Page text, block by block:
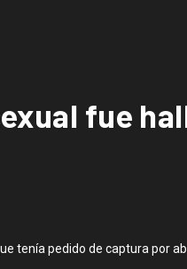
fue
tenía pedido de captura por